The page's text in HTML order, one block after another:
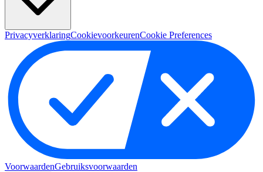
PrivacyverklaringCookievoorkeurenCookie Preferences
VoorwaardenGebruiksvoorwaarden